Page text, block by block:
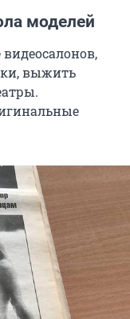
моделей
выжить